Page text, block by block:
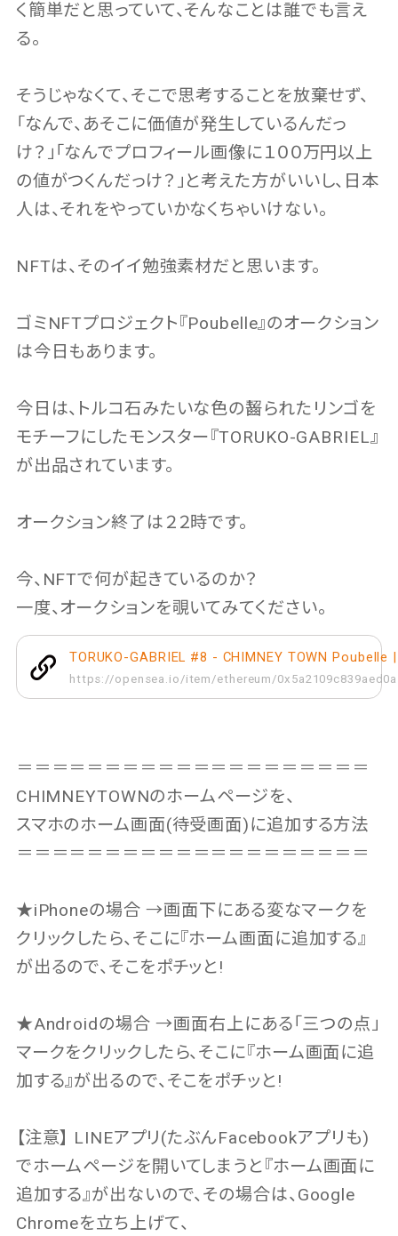
く簡単だと思っていて、そんなことは誰でも言え
る。
そうじゃなくて、そこで思考することを放棄せず、
「なんで、あそこに価値が発生しているんだっ
け？」「なんでプロフィール画像に１００万円以上
の値がつくんだっけ？」と考えた方がいいし、日本
人は、それをやっていかなくちゃいけない。
NFTは、そのイイ勉強素材だと思います。
ゴミNFTプロジェクト『Poubelle』のオークション
は今日もあります。
今日は、トルコ石みたいな色の齧られたリンゴを
モチーフにしたモンスター『TORUKO-GABRIEL』
が出品されています。
オークション終了は２２時です。
今、NFTで何が起きているのか？
一度、オークションを覗いてみてください。
TORUKO-GABRIEL #8 - CHIMNEY TOWN Poubelle
https://opensea.io/item/ethereum/
＝＝＝＝＝＝＝＝＝＝＝＝＝＝＝＝＝＝＝＝
CHIMNEYTOWNのホームページを、
スマホのホーム画面(待受画面)に追加する方法
＝＝＝＝＝＝＝＝＝＝＝＝＝＝＝＝＝＝＝＝
★iPhoneの場合 →画面下にある変なマークを
クリックしたら、そこに『ホーム画面に追加する』
が出るので、そこをポチッと!
★Androidの場合 →画面右上にある「三つの点」
マークをクリックしたら、そこに『ホーム画面に追
加する』が出るので、そこをポチッと!
【注意】 LINEアプリ(たぶんFacebookアプリも)
でホームページを開いてしまうと『ホーム画面に
追加する』が出ないので、その場合は、Google
Chromeを立ち上げて、